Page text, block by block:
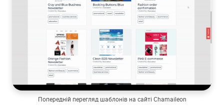
Попередній перегляд шаблонів на сайті Chamaileon